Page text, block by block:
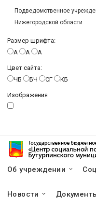
Подведомственное
Нижегородской области
Размер шрифта:
A
A A
Цвет сайта:
ЧБ
БЧ СГ КБ
Изображения
Об учреждении
Новости